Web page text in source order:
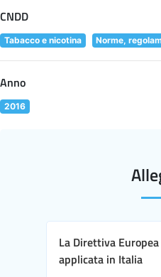
CNDD
Tabacco e nicotina Norme,
Anno
2016
La Direttiva Europea
applicata in Italia